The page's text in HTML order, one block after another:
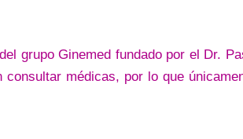
grupo Ginemed fundado por el Dr.
médicas, por lo que